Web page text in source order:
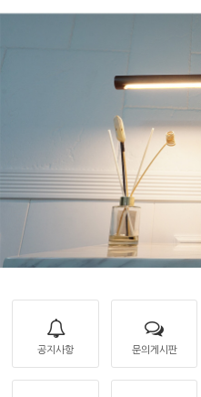
공지사항 문의게시판